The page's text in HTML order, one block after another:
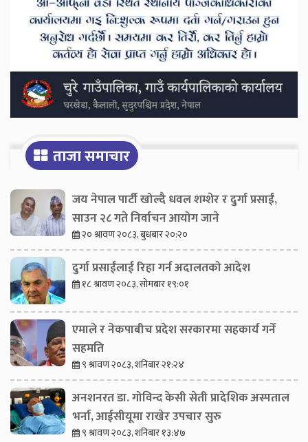
ताजा समाचार
जय नेपाल पार्टी खोल्दै धवल शम्शेर र दुर्गा प्रसाईं,
साउन २८ गते निर्वाचन आयोग जाने
२० श्रावण २०८३, बुधबार २०:२०
दुर्गा प्रसाईंलाई रिहा गर्न अदालतको आदेश
१८ श्रावण २०८३, सोमबार १९:०१
एमाले र नेकपाबीच प्रदेश सरकारमा सहकार्य गर्ने
सहमति
९ श्रावण २०८३, शनिबार २१:२४
अनशनरत डा. गोविन्द केसी सेती प्रादेशिक अस्पताल
भर्ना, आईसीयूमा राखेर उपचार सुरु
९ श्रावण २०८३, शनिबार १३:४७